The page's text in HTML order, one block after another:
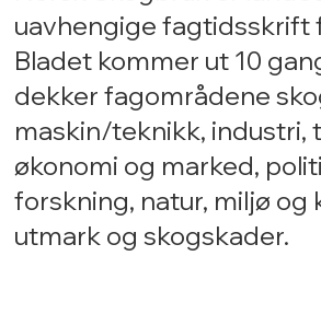
Skogbruk
uavhengige fagtidsskrift
Bladet kommer ut 10
dekker fagområdene
maskin/teknikk, industri,
økonomi og marked,
forskning, natur, miljø og
utmark og skogskader.